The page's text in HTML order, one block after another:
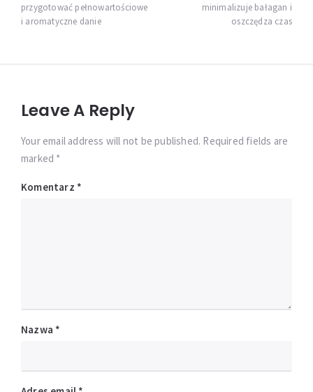
przygotować pełnowartościowe
i aromatyczne danie
minimalizuje bałagan i
oszczędza czas
Leave A Reply
Your email address will not be published. Required fields are
marked *
Komentarz *
Nazwa *